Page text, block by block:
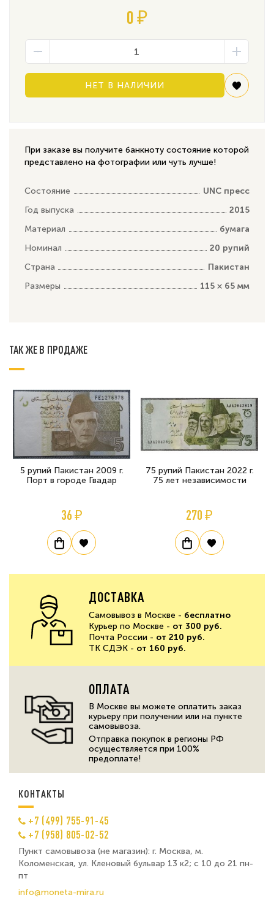
0 ₽
НЕТ В НАЛИЧИИ
При заказе вы получите банкноту состояние которой
представлено на фотографии или чуть лучше!
Состояние
UNC пресс
Год выпуска
2015
Материал
бумага
Номинал
20 рупий
Страна
Пакистан
Размеры
115 × 65 мм
ТАК ЖЕ В ПРОДАЖЕ
5 рупий Пакистан 2009 г.
Порт в городе Гвадар
36 ₽
75 рупий Пакистан 2022 г.
75 лет независимости
270 ₽
ДОСТАВКА
Самовывоз в Москве - бесплатно
Курьер по Москве - от 300 руб.
Почта России - от 210 руб.
ТК СДЭК - от 160 руб.
ОПЛАТА
В Москве вы можете оплатить заказ
курьеру при получении или на пункте
самовывоза.
Отправка покупок в регионы РФ
осуществляется при 100%
предоплате!
КОНТАКТЫ
+7 (499) 755-91-45
+7 (958) 805-02-52
Пункт самовывоза (не магазин): г. Москва, м.
Коломенская, ул. Кленовый бульвар 13 к2; с 10 до 21 пн-
пт
info@moneta-mira.ru